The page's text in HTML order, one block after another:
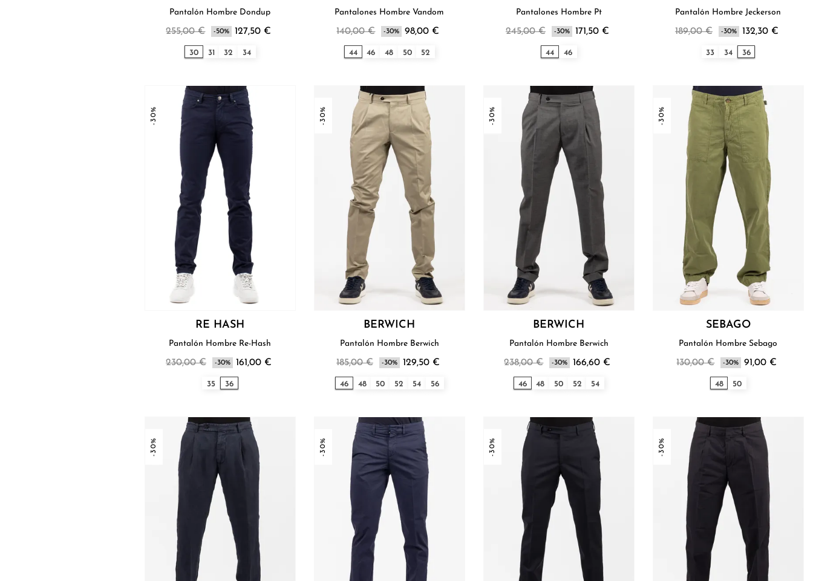
Pantalón Hombre Dondup
255,00 € -50% 127,50 €
30 31 32 34
Pantalones Hombre Vandom
140,00 € -30% 98,00 €
44 46 48 50 52
Pantalones Hombre Pt
245,00 € -30% 171,50 €
44 46
Pantalón Hombre Jeckerson
189,00 € -30% 132,30 €
33 34 36
-30%
RE HASH
Pantalón Hombre Re-Hash
230,00 € -30% 161,00 €
35 36
-30%
BERWICH
Pantalón Hombre Berwich
185,00 € -30% 129,50 €
46 48 50 52 54 56
-30%
BERWICH
Pantalón Hombre Berwich
238,00 € -30% 166,60 €
46 48 50 52 54
-30%
SEBAGO
Pantalón Hombre Sebago
130,00 € -30% 91,00 €
48 50
-30% -30% -30% -30%